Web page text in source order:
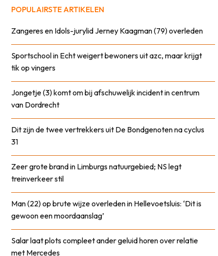
POPULAIRSTE ARTIKELEN
Zangeres en Idols-jurylid Jerney Kaagman (79) overleden
Sportschool in Echt weigert bewoners uit azc, maar krijgt
tik op vingers
Jongetje (3) komt om bij afschuwelijk incident in centrum
van Dordrecht
Dit zijn de twee vertrekkers uit De Bondgenoten na cyclus
31
Zeer grote brand in Limburgs natuurgebied; NS legt
treinverkeer stil
Man (22) op brute wijze overleden in Hellevoetsluis: ‘Dit is
gewoon een moordaanslag’
Salar laat plots compleet ander geluid horen over relatie
met Mercedes